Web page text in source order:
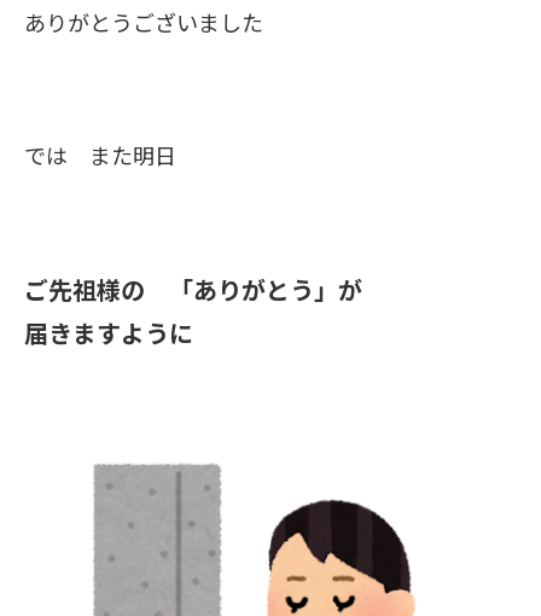
ありがとうございました
では また明日
ご先祖様の 「ありがとう」が
届きますように